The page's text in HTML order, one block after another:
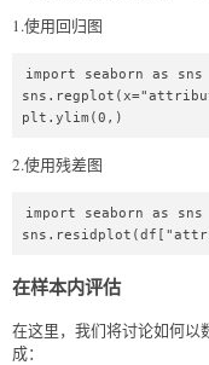
1.使用回归图
import seaborn as
plt.ylim(0,)
2.使用残差图
import seaborn as
在样本内评估
在这里，我们将讨论如何以
成：